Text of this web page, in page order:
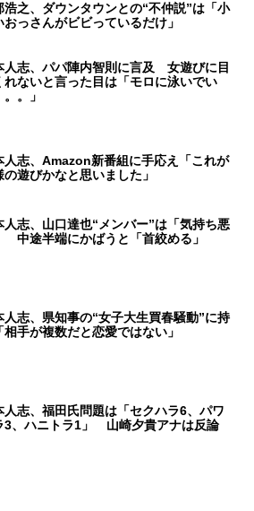
浩之、ダウンタウンとの“不仲説”は「小
おっさんがビビっているだけ」
人志、パパ陣内智則に言及 女遊びに目
れないと言った目は「モロに泳いでい
。」
人志、Amazon新番組に手応え「これが
の遊びかなと思いました」
人志、山口達也“メンバー”は「気持ち悪
中途半端にかばうと「首絞める」
人志、県知事の“女子大生買春騒動”に持
相手が複数だと恋愛ではない」
人志、福田氏問題は「セクハラ6、パワ
3、ハニトラ1」 山崎夕貴アナは反論